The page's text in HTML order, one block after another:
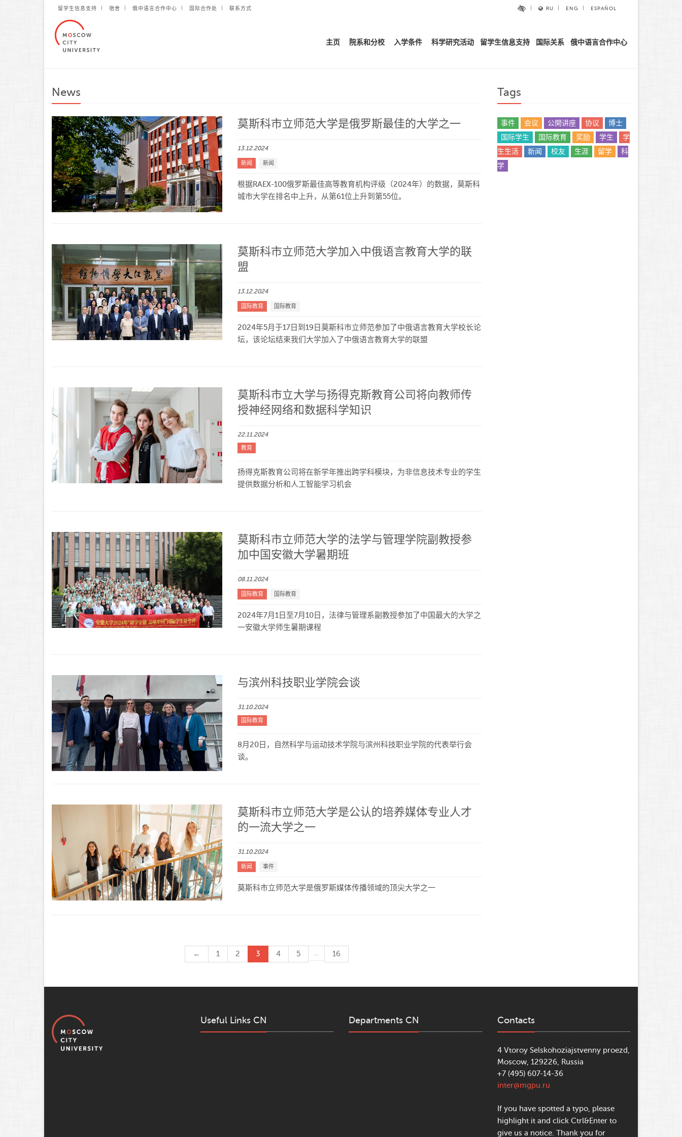
留学生信息支持 宿舍 俄中语言合作中心 国际合作处 联系方式 RU ENG ESPAÑOL
主页 院系和分校 入学条件 科学研究活动 留学生信息支持 国际关系 俄中语言合作中心
News
莫斯科市立师范大学是俄罗斯最佳的大学之一
13.12.2024
新闻 新闻
根据RAEX-100俄罗斯最佳高等教育机构评级（2024年）的数据，莫斯科
城市大学在排名中上升，从第61位上升到第55位。
莫斯科市立师范大学加入中俄语言教育大学的联
盟
13.12.2024
国际教育 国际教育
2024年5月于17日到19日莫斯科市立师范参加了中俄语言教育大学校长论
坛，该论坛结束我们大学加入了中俄语言教育大学的联盟
莫斯科市立大学与扬得克斯教育公司将向教师传
授神经网络和数据科学知识
22.11.2024
教育
扬得克斯教育公司将在新学年推出跨学科模块，为非信息技术专业的学生
提供数据分析和人工智能学习机会
莫斯科市立师范大学的法学与管理学院副教授参
加中国安徽大学暑期班
08.11.2024
国际教育 国际教育
2024年7月1日至7月10日，法律与管理系副教授参加了中国最大的大学之
一安徽大学师生暑期课程
与滨州科技职业学院会谈
31.10.2024
国际教育
8月20日，自然科学与运动技术学院与滨州科技职业学院的代表举行会
谈。
莫斯科市立师范大学是公认的培养媒体专业人才
的一流大学之一
31.10.2024
新闻 事件
莫斯科市立师范大学是俄罗斯媒体传播领域的顶尖大学之一
← 1 2 3 4 5 … 16
Tags
事件 会议 公開讲座 协议
博士
国际学生
国际教育 奖励 学生
学
生生活
新闻 校友 生涯 留学
科
学
Useful Links CN Departments CN Contacts
4 Vtoroy Selskohoziajstvenny proezd,
Moscow, 129226, Russia
+7 (495) 607-14-36
inter@mgpu.ru
If you have spotted a typo, please
highlight it and click Ctrl&Enter to
give us a notice. Thank you for